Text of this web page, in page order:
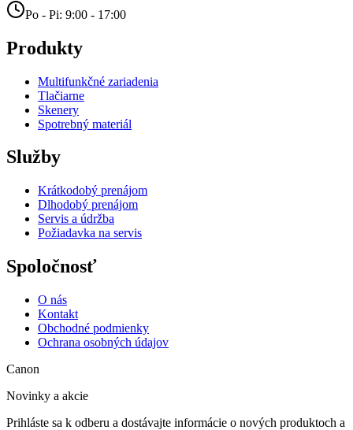
Po - Pi: 9:00 - 17:00
Produkty
Multifunkčné zariadenia
Tlačiarne
Skenery
Spotrebný materiál
Služby
Krátkodobý prenájom
Dlhodobý prenájom
Servis a údržba
Požiadavka na servis
Spoločnosť
O nás
Kontakt
Obchodné podmienky
Ochrana osobných údajov
Canon
Novinky a akcie
Prihláste sa k odberu a dostávajte informácie o nových produktoch a